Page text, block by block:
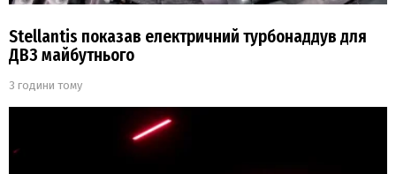
Stellantis показав електричний турбонаддув для
ДВЗ майбутнього
3 години тому